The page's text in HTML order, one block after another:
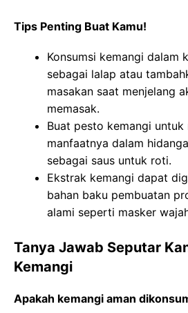
Tips Penting Buat Kamu!
Konsumsi kemangi dalam
sebagai lalap atau
masakan saat menjelang
memasak.
Buat pesto kemangi
manfaatnya dalam
sebagai saus untuk roti.
Ekstrak kemangi dapat
bahan baku pembuatan
alami seperti masker
Tanya Jawab Seputar
Kemangi
Apakah kemangi aman